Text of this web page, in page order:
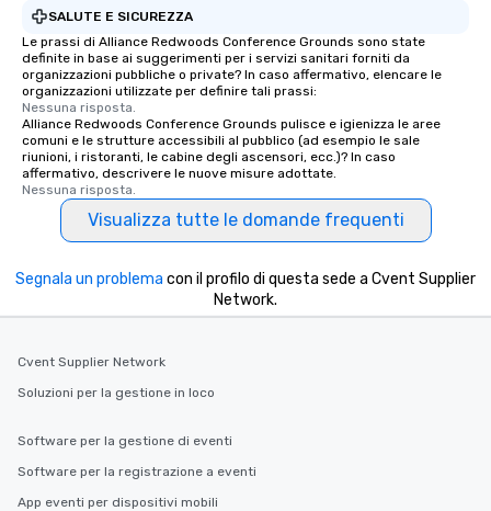
SALUTE E SICUREZZA
Le prassi di Alliance Redwoods Conference Grounds sono state
definite in base ai suggerimenti per i servizi sanitari forniti da
organizzazioni pubbliche o private? In caso affermativo, elencare le
organizzazioni utilizzate per definire tali prassi:
Nessuna risposta.
Alliance Redwoods Conference Grounds pulisce e igienizza le aree
comuni e le strutture accessibili al pubblico (ad esempio le sale
riunioni, i ristoranti, le cabine degli ascensori, ecc.)? In caso
affermativo, descrivere le nuove misure adottate.
Nessuna risposta.
Visualizza tutte le domande frequenti
Segnala un problema con il profilo di questa sede a Cvent Supplier
Network.
Cvent Supplier Network
Soluzioni per la gestione in loco
Software per la gestione di eventi
Software per la registrazione a eventi
App eventi per dispositivi mobili